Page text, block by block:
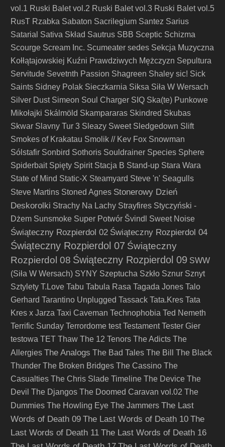
vol.1 Ruski Balet vol.2 Ruski Balet vol.3 Ruski Balet vol.5
RusT Rzabka Sabaton Sacrilegium Santez Sarius
Satarial Sativa Skład Sautrus SBB Sceptic Schizma
Scourge Scream Inc. Scumeater sedes Sekcja Muzyczna
Kołłątajowskiej Kuźni Prawdziwych Mężczyzn Sepultura
Servitude Sevetnth Passion Shagreen Shaley sic! Sick
Saints Sidney Polak Sieczkarnia Siksa Siła W Wersach
Silver Dust Simeon Soul Charger SIQ Ska(te) Punkowe
Mikołajki Skálmöld Skampararas Skindred Skubas
Skwar Slavny Tur 3 Sleazy Sweet Sledgedown Slift
Smokes of Krakatau Smolik // Kev Fox Snowman
Sólstafir Sonbird Sothoris Souldrainer Species Sphere
Spiderbait Spięty Spirit Stacja B Stand-up Stara Wara
State of Mind Static-X Steamyard Steve 'n' Seagulls
Steve Martins Stoned Agnes Stonerowy Dzień
Deskorolki Strachy Na Lachy Strayfires Styczyński -
Dżem Sunsmoke Super Potwór Švindl Sweet Noise
Świąteczny Rozpierdol 02 Świąteczny Rozpierdol 04
Świąteczny Rozpierdol 07 Świąteczny
Rozpierdol 08 Świąteczny Rozpierdol 09 SWW
(Siła W Wersach) SYNY Szeptucha Szkło Sznur Sznyt
Sztylety T.Love Tabu Tabula Rasa Tagada Jones Talo
Gerhard Tarantino Unplugged Tassack Tata.Kres Tata
Kres x Jarza Taxi Caveman Technophobia Ted Nemeth
Terrific Sunday Terrordome test Testament Tester Gier
testowa TET Thaw The 12 Tenors The Adicts The
Allergies The Analogs The Bad Tales The Bill
The Black
Thunder The Broken Bridges The Cassino The
Casualties The Chris Slade Timeline The Device The
Devil The Djangos The Doomed Caravan vol.02 The
Dummies The Howling Eye The Jammers The Last
Words of Death 09 The Last Words of Death 10 The
Last Words of Death 11 The Last Words of Death 16